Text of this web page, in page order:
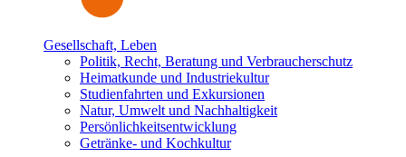
Gesellschaft, Leben
Politik, Recht, Beratung und Verbraucherschutz
Heimatkunde und Industriekultur
Studienfahrten und Exkursionen
Natur, Umwelt und Nachhaltigkeit
Persönlichkeitsentwicklung
Getränke- und Kochkultur